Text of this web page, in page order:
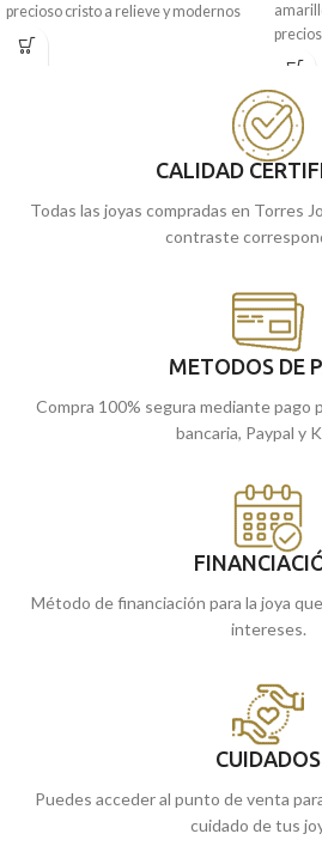
precioso cristo a relieve y modernos
tallados con terminales rectos, que
harán que no pase desapercibida.
CALIDAD
Todas las joyas compradas en Torres
contraste
METODOS DE
Compra 100% segura mediante pago
bancaria, Paypal y
Método de financiación para la joya
intereses.
CUIDADOS
Puedes acceder al punto de venta
cuidado de tus